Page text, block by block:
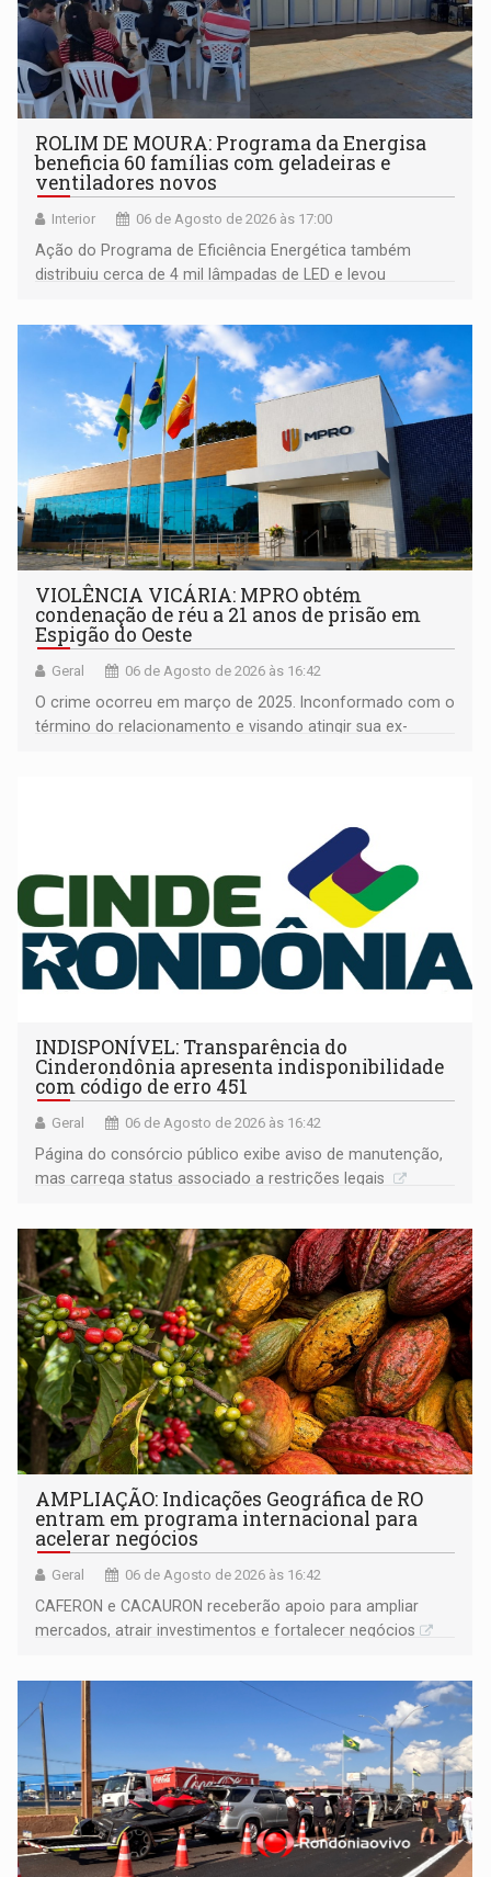
ROLIM DE MOURA: Programa da Energisa
beneficia 60 famílias com geladeiras e
ventiladores novos
Interior 06 de Agosto de 2026 às 17:00
Ação do Programa de Eficiência Energética também
distribuiu cerca de 4 mil lâmpadas de LED e levou
comunidade
VIOLÊNCIA VICÁRIA: MPRO obtém
condenação de réu a 21 anos de prisão em
Espigão do Oeste
Geral 06 de Agosto de 2026 às 16:42
O crime ocorreu em março de 2025. Inconformado com o
término do relacionamento e visando atingir sua ex-
INDISPONÍVEL: Transparência do
Cinderondônia apresenta indisponibilidade
com código de erro 451
Geral 06 de Agosto de 2026 às 16:42
Página do consórcio público exibe aviso de manutenção,
mas carrega status associado a restrições legais
AMPLIAÇÃO: Indicações Geográfica de RO
entram em programa internacional para
acelerar negócios
Geral 06 de Agosto de 2026 às 16:42
CAFERON e CACAURON receberão apoio para ampliar
mercados, atrair investimentos e fortalecer negócios